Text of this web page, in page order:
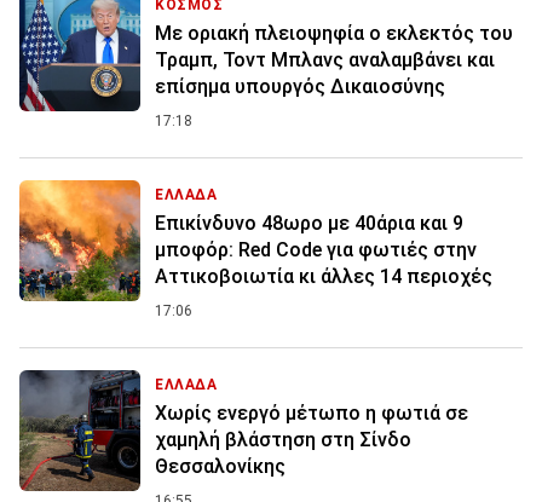
ΚΟΣΜΟΣ
Με οριακή πλειοψηφία ο εκλεκτός του
Τραμπ, Τοντ Μπλανς αναλαμβάνει και
επίσημα υπουργός Δικαιοσύνης
17:18
ΕΛΛΑΔΑ
Επικίνδυνο 48ωρο με 40άρια και 9
μποφόρ: Red Code για φωτιές στην
Αττικοβοιωτία κι άλλες 14 περιοχές
17:06
ΕΛΛΑΔΑ
Χωρίς ενεργό μέτωπο η φωτιά σε
χαμηλή βλάστηση στη Σίνδο
Θεσσαλονίκης